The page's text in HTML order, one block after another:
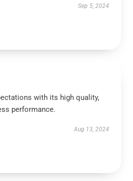
Sep 5, 2024
with its high quality,
performance.
Aug 13, 2024